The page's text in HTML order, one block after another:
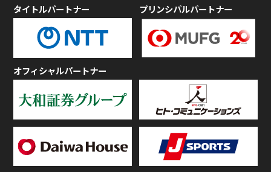
タイトルパートナー プリンシパルパートナー
オフィシャルパートナー